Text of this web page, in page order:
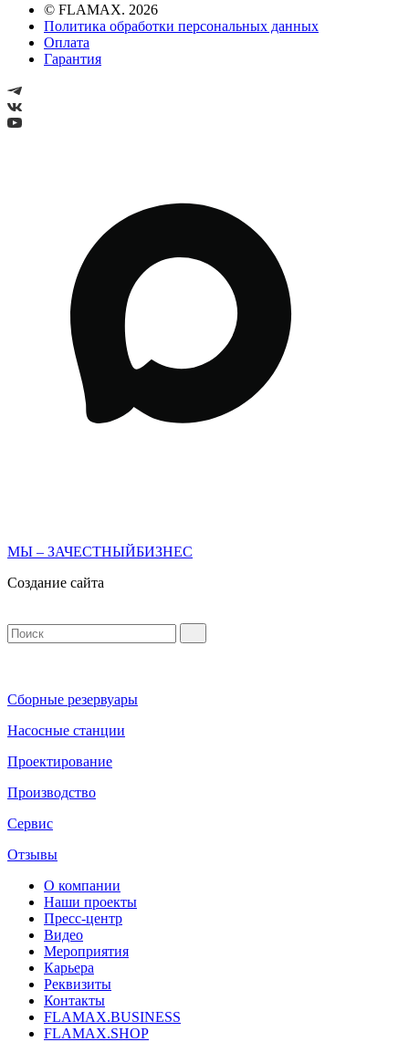
© FLAMAX. 2026
Политика обработки персональных данных
Оплата
Гарантия
МЫ – ЗАЧЕСТНЫЙБИЗНЕС
Создание сайта
Сборные резервуары
Насосные станции
Проектирование
Производство
Сервис
Отзывы
О компании
Наши проекты
Пресс-центр
Видео
Мероприятия
Карьера
Реквизиты
Контакты
FLAMAX.BUSINESS
FLAMAX.SHOP